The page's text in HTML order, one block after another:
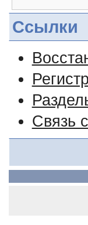
Ссылки
Связь